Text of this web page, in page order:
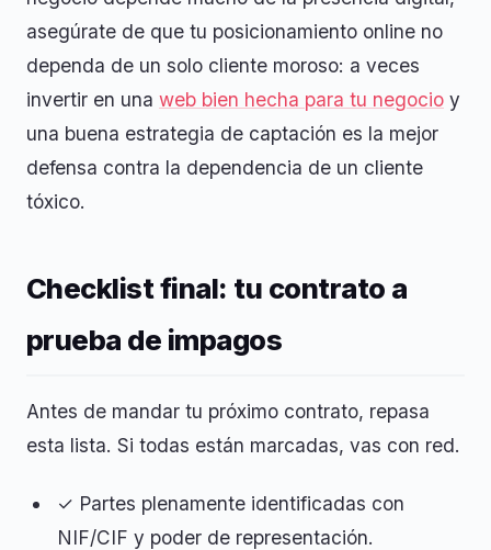
asegúrate de que tu posicionamiento online no
dependa de un solo cliente moroso: a veces
invertir en una web bien hecha para tu negocio y
una buena estrategia de captación es la mejor
defensa contra la dependencia de un cliente
tóxico.
Checklist final: tu contrato a
prueba de impagos
Antes de mandar tu próximo contrato, repasa
esta lista. Si todas están marcadas, vas con red.
✓ Partes plenamente identificadas con
NIF/CIF y poder de representación.